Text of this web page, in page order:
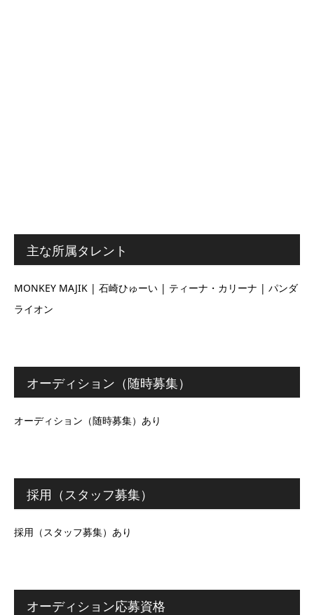
主な所属タレント
MONKEY MAJIK | 石崎ひゅーい | ティーナ・カリーナ | パンダ
ライオン
オーディション（随時募集）
オーディション（随時募集）あり
採用（スタッフ募集）
採用（スタッフ募集）あり
オーディション応募資格